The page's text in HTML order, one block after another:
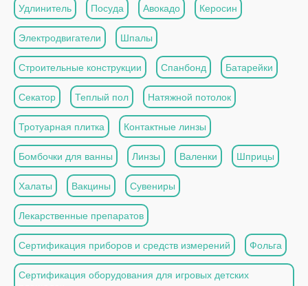
Удлинитель Посуда Авокадо Керосин
Электродвигатели Шпалы
Строительные конструкции Спанбонд Батарейки
Секатор Теплый пол Натяжной потолок
Тротуарная плитка Контактные линзы
Бомбочки для ванны Линзы Валенки Шприцы
Халаты Вакцины Сувениры
Лекарственные препаратов
Сертификация приборов и средств измерений Фольга
Сертификация оборудования для игровых детских